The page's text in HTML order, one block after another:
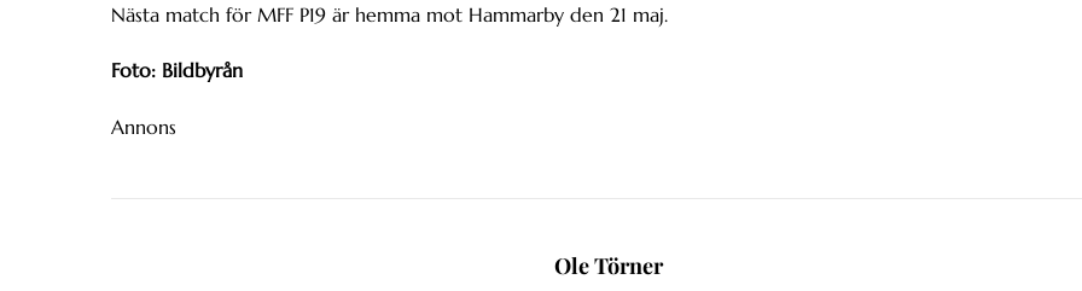
Nästa match för MFF P19 är hemma mot Hammarby den 21 maj.
Foto: Bildbyrån
Annons
Ole Törner